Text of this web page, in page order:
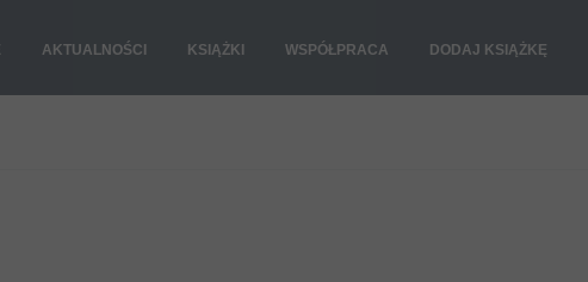
AKTUALNOŚCI KSIĄŻKI WSPÓŁPRACA DODAJ KSIĄŻKĘ